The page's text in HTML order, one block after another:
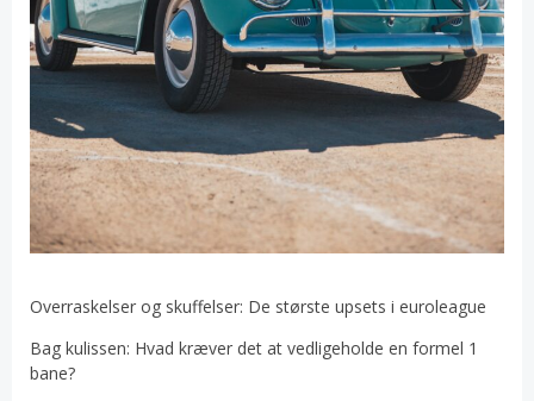
Overraskelser og skuffelser: De største upsets i euroleague
Bag kulissen: Hvad kræver det at vedligeholde en formel 1
bane?